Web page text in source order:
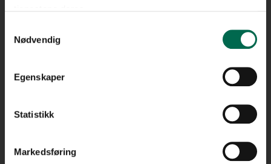
Nødvendig
Egenskaper
Statistikk
Markedsføring